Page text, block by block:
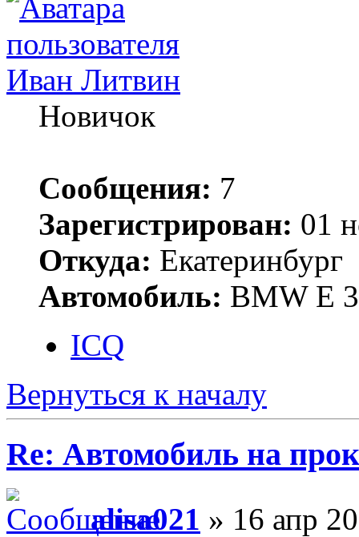
Иван Литвин
Новичок
Сообщения: 7
Зарегистрирован: 01
Откуда: Екатеринбург
Автомобиль: BMW E
ICQ
Вернуться к началу
Re: Автомобиль на
alisa021 » 16 апр